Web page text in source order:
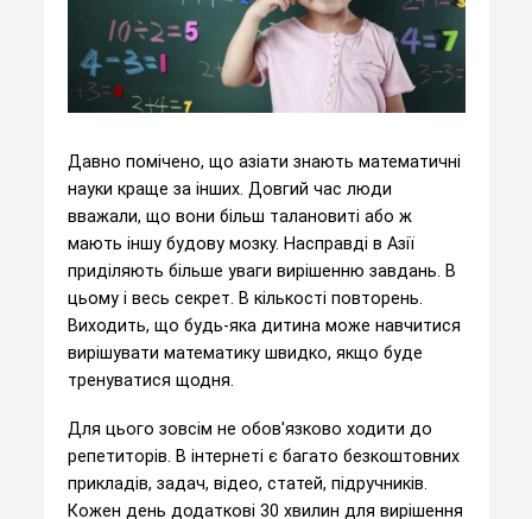
Давно помічено, що азіати знають математичні
науки краще за інших. Довгий час люди
вважали, що вони більш талановиті або ж
мають іншу будову мозку. Насправді в Азії
приділяють більше уваги вирішенню завдань. В
цьому і весь секрет. В кількості повторень.
Виходить, що будь-яка дитина може навчитися
вирішувати математику швидко, якщо буде
тренуватися щодня.
Для цього зовсім не обов'язково ходити до
репетиторів. В інтернеті є багато безкоштовних
прикладів, задач, відео, статей, підручників.
Кожен день додаткові 30 хвилин для вирішення